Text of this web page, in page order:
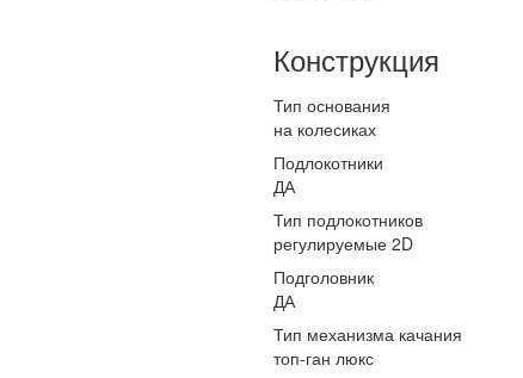
Конструкция
Тип основания
на колесиках
Подлокотники
ДА
Тип подлокотников
регулируемые 2D
Подголовник
ДА
Тип механизма качания
топ-ган люкс